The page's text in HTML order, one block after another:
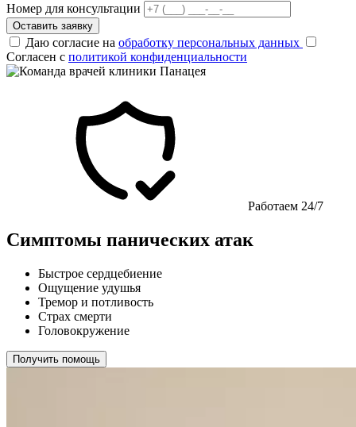
Номер для консультации
Оставить заявку
Даю согласие на обработку персональных данных
Согласен с политикой конфиденциальности
Работаем 24/7
Симптомы панических атак
Быстрое сердцебиение
Ощущение удушья
Тремор и потливость
Страх смерти
Головокружение
Получить помощь